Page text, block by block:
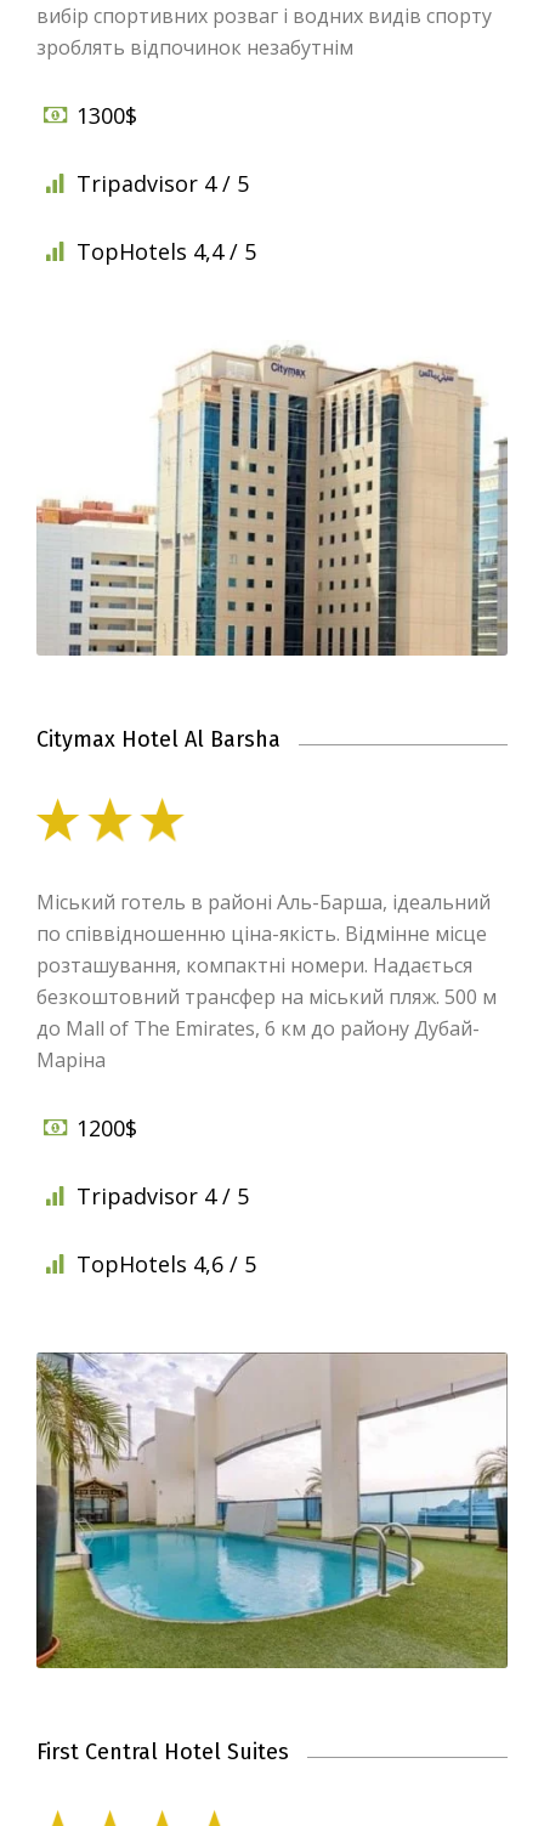
вибір спортивних розваг і водних видів спорту
зроблять відпочинок незабутнім
1300$
Tripadvisor 4 / 5
TopHotels 4,4 / 5
Citymax Hotel Al Barsha
Міський готель в районі Аль-Барша, ідеальний
по співвідношенню ціна-якість. Відмінне місце
розташування, компактні номери. Надається
безкоштовний трансфер на міський пляж. 500 м
до Mall of The Emirates, 6 км до району Дубай-
Маріна
1200$
Tripadvisor 4 / 5
TopHotels 4,6 / 5
First Central Hotel Suites